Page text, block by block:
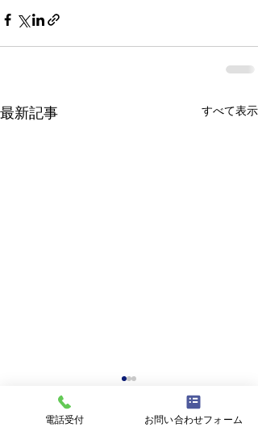
最新記事 すべて表示
電話受付 お問い合わせフォーム